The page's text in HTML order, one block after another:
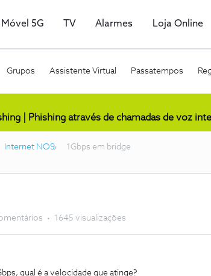
Móvel 5G TV Alarmes Loja Online
Grupos Assistente Virtual Passatempos
| Phishing através de chamadas de voz
Internet NOS 1Gbps em bridge
1645 visualizações
qual é a velocidade que atinge?